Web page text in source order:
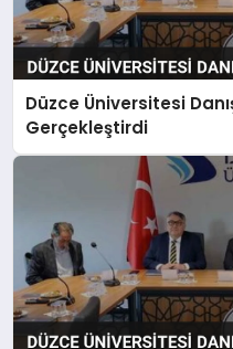
Düzce Üniversitesi
Gerçekleştirdi